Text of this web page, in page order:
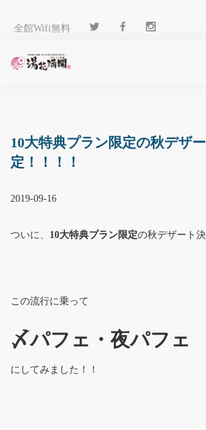
全館Wifi無料
客 室
温 泉
料 理
施 設
ブログ
10大特典プラン限定の秋デザ
定！！！！
2019-09-16
ついに、 10大特典プラン限定の秋デザート
この流行に乗って
〆パフェ・夜パフェ
にしてみました！！